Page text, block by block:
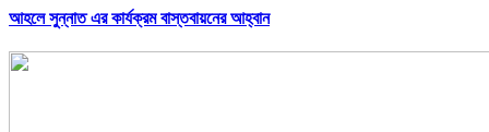
আহলে সুন্নাত এর কার্যক্রম বাস্তবায়নের আহ্বান